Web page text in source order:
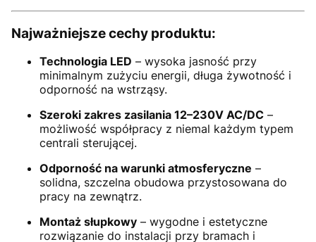
Najważniejsze cechy produktu:
Technologia LED – wysoka jasność przy
minimalnym zużyciu energii, długa żywotność i
odporność na wstrząsy.
Szeroki zakres zasilania 12–230V AC/DC –
możliwość współpracy z niemal każdym typem
centrali sterującej.
Odporność na warunki atmosferyczne –
solidna, szczelna obudowa przystosowana do
pracy na zewnątrz.
Montaż słupkowy – wygodne i estetyczne
rozwiązanie do instalacji przy bramach i